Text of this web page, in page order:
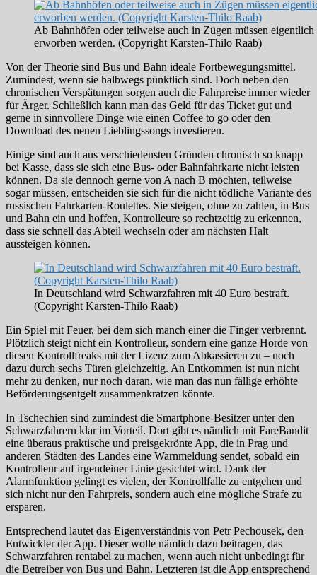
Ab Bahnhöfen oder teilweise auch in Zügen müssen
erworben werden. (Copyright Karsten-Thilo Raab)
Von der Theorie sind Bus und Bahn ideale Fortbewegungsmittel.
Zumindest, wenn sie halbwegs pünktlich sind. Doch neben den
chronischen Verspätungen sorgen auch die Fahrpreise immer wieder
für Ärger. Schließlich kann man das Geld für das Ticket gut und
gerne in sinnvollere Dinge wie einen Coffee to go oder den
Download des neuen Lieblingssongs investieren.
Einige sind auch aus verschiedensten Gründen chronisch so knapp
bei Kasse, dass sie sich eine Bus- oder Bahnfahrkarte nicht leisten
können. Da sie dennoch gerne von A nach B möchten, teilweise
sogar müssen, entscheiden sie sich für die nicht tödliche Variante des
russischen Fahrkarten-Roulettes. Sie steigen, ohne zu zahlen, in Bus
und Bahn ein und hoffen, Kontrolleure so rechtzeitig zu erkennen,
dass sie schnell das Abteil wechseln oder am nächsten Halt
aussteigen können.
In Deutschland wird Schwarzfahren mit 40 Euro bestraft.
(Copyright Karsten-Thilo Raab)
Ein Spiel mit Feuer, bei dem sich manch einer die Finger verbrennt.
Plötzlich steigt nicht ein Kontrolleur, sondern eine ganze Horde von
diesen Kontrollfreaks mit der Lizenz zum Abkassieren zu – noch
dazu durch sechs Türen gleichzeitig. An Entkommen ist nun nicht
mehr zu denken, nur noch daran, wie man das nun fällige erhöhte
Beförderungsentgelt zusammenkratzen könnte.
In Tschechien sind zumindest die Smartphone-Besitzer unter den
Schwarzfahrern klar im Vorteil. Dort gibt es nämlich mit FareBandit
eine überaus praktische und preisgekrönte App, die in Prag und
anderen Städten des Landes eine Warnmeldung sendet, sobald ein
Kontrolleur auf irgendeiner Linie gesichtet wird. Dank der
Alarmfunktion gelingt es vielen, der Kontrollfalle zu entgehen und
sich nicht nur den Fahrpreis, sondern auch eine mögliche Strafe zu
ersparen.
Entsprechend lautet das Eigenverständnis von Petr Pechousek, den
Entwickler der App. Dieser wolle nämlich dazu beitragen, das
Schwarzfahren rentabel zu machen, wenn auch nicht unbedingt für
die Betreiber von Bus und Bahn. Letzteren ist die App entsprechend